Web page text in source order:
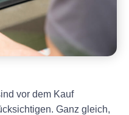
vor dem Kauf
Ganz gleich,